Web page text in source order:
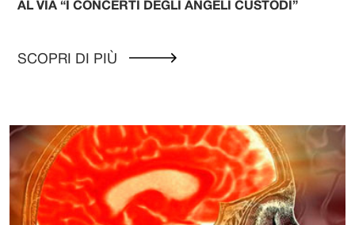
AL VIA “I CONCERTI DEGLI ANGELI CUSTODI”
SCOPRI DI PIÙ